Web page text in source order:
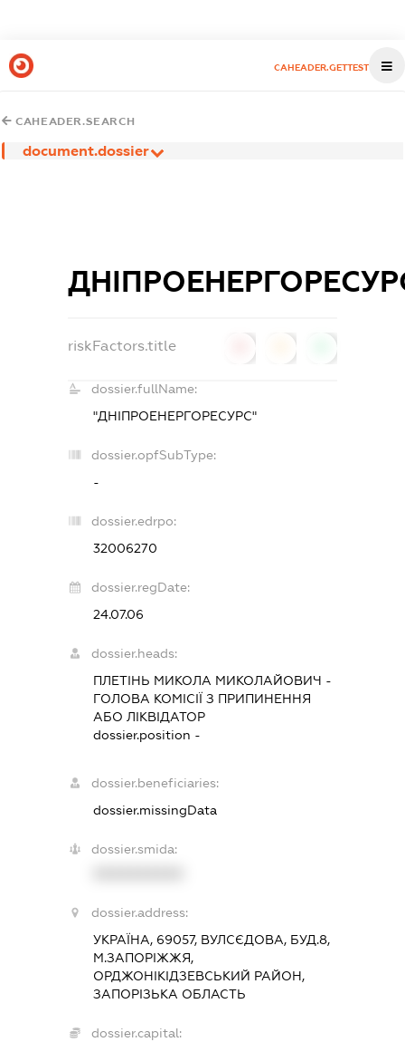
CAHEADER.GETTEST
CAHEADER.SEARCH
document.dossier
riskFactors.title
dossier.fullName:
"ДНІПРОЕНЕРГОРЕСУРС"
dossier.opfSubType:
-
dossier.edrpo:
32006270
dossier.regDate:
24.07.06
dossier.heads:
ПЛЕТІНЬ МИКОЛА МИКОЛАЙОВИЧ -
ГОЛОВА КОМІСІЇ З ПРИПИНЕННЯ
АБО ЛІКВІДАТОР
dossier.position -
dossier.beneficiaries:
dossier.missingData
dossier.smida:
dossier.address:
УКРАЇНА, 69057, ВУЛСЄДОВА, БУД.8,
М.ЗАПОРІЖЖЯ,
ОРДЖОНІКІДЗЕВСЬКИЙ РАЙОН,
ЗАПОРІЗЬКА ОБЛАСТЬ
dossier.capital: